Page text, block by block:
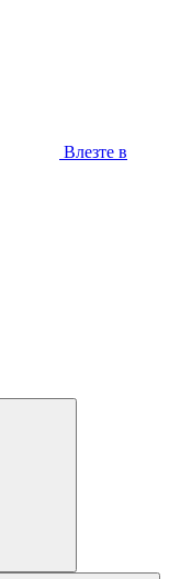
Влезте в